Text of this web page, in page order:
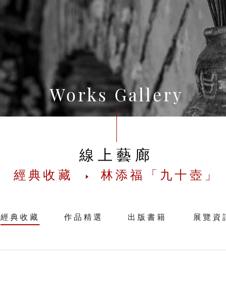
Works Gallery
線上藝廊
經典收藏 林添福「九十壺」
經典收藏 作品精選 出版書籍 展覽資